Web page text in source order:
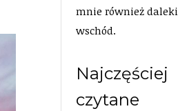
mnie również daleki
wschód.
Najczęściej
czytane